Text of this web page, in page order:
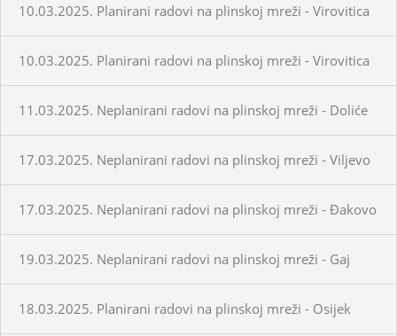
10.03.2025. Planirani radovi na plinskoj mreži - Virovitica
10.03.2025. Planirani radovi na plinskoj mreži - Virovitica
11.03.2025. Neplanirani radovi na plinskoj mreži - Doliće
17.03.2025. Neplanirani radovi na plinskoj mreži - Viljevo
17.03.2025. Neplanirani radovi na plinskoj mreži - Đakovo
19.03.2025. Neplanirani radovi na plinskoj mreži - Gaj
18.03.2025. Planirani radovi na plinskoj mreži - Osijek